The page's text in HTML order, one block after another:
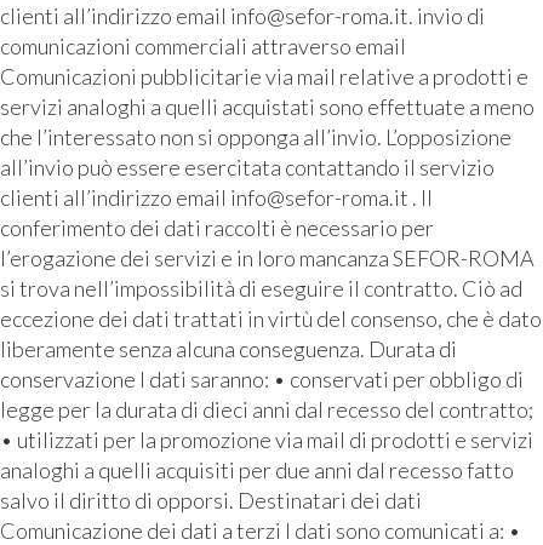
clienti all’indirizzo email info@sefor-roma.it. invio di
comunicazioni commerciali attraverso email
Comunicazioni pubblicitarie via mail relative a prodotti e
servizi analoghi a quelli acquistati sono effettuate a meno
che l’interessato non si opponga all’invio. L’opposizione
all’invio può essere esercitata contattando il servizio
clienti all’indirizzo email info@sefor-roma.it . Il
conferimento dei dati raccolti è necessario per
l’erogazione dei servizi e in loro mancanza SEFOR-ROMA
si trova nell’impossibilità di eseguire il contratto. Ciò ad
eccezione dei dati trattati in virtù del consenso, che è dato
liberamente senza alcuna conseguenza. Durata di
conservazione I dati saranno: • conservati per obbligo di
legge per la durata di dieci anni dal recesso del contratto;
• utilizzati per la promozione via mail di prodotti e servizi
analoghi a quelli acquisiti per due anni dal recesso fatto
salvo il diritto di opporsi. Destinatari dei dati
Comunicazione dei dati a terzi I dati sono comunicati a: •